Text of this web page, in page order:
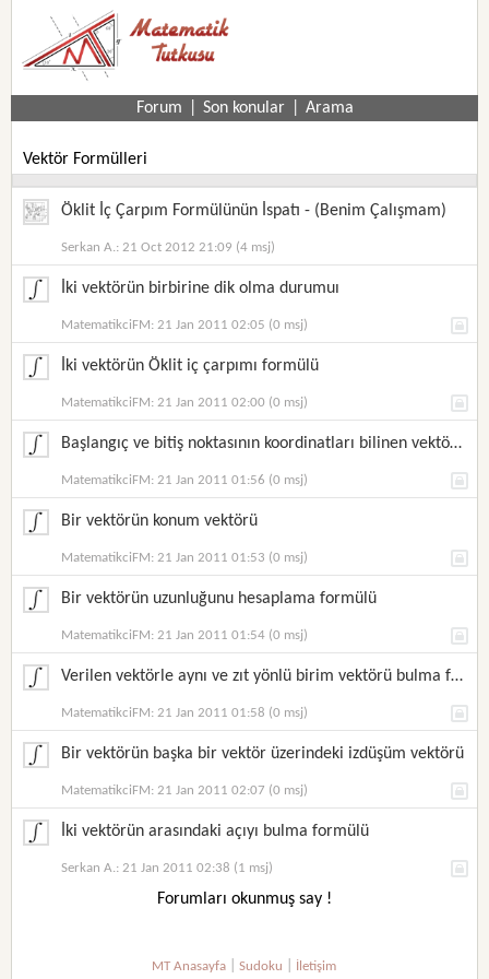
Forum Son konular Arama
Vektör Formülleri
Öklit İç Çarpım Formülünün İspatı - (Benim Çalışmam)
Serkan A.: 21 Oct 2012 21:09 (4 msj)
İki vektörün birbirine dik olma durumuı
MatematikciFM: 21 Jan 2011 02:05 (0 msj)
İki vektörün Öklit iç çarpımı formülü
MatematikciFM: 21 Jan 2011 02:00 (0 msj)
Başlangıç ve bitiş noktasının koordinatları bilinen vektörün uzunluğunu bulma formülü
MatematikciFM: 21 Jan 2011 01:56 (0 msj)
Bir vektörün konum vektörü
MatematikciFM: 21 Jan 2011 01:53 (0 msj)
Bir vektörün uzunluğunu hesaplama formülü
MatematikciFM: 21 Jan 2011 01:54 (0 msj)
Verilen vektörle aynı ve zıt yönlü birim vektörü bulma formülü
MatematikciFM: 21 Jan 2011 01:58 (0 msj)
Bir vektörün başka bir vektör üzerindeki izdüşüm vektörü
MatematikciFM: 21 Jan 2011 02:07 (0 msj)
İki vektörün arasındaki açıyı bulma formülü
Serkan A.: 21 Jan 2011 02:38 (1 msj)
Forumları okunmuş say !
MT Anasayfa |Sudoku İletişim